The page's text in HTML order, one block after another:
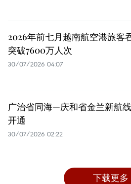
2026年前七月越南航空港旅客
突破7600万人次
30/07/2026 04:07
广治省同海—庆和省金兰新航
开通
30/07/2026 02:22
下载更多